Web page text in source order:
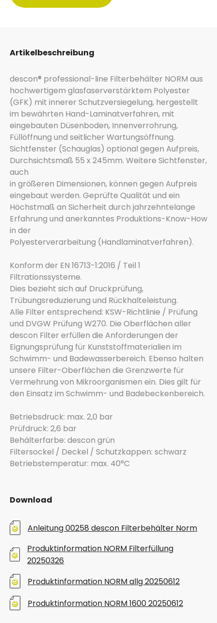
Artikelbeschreibung
descon® professional-line Filterbehälter NORM aus
hochwertigem glasfaserverstärktem Polyester
(GFK) mit innerer Schutzversiegelung, hergestellt
im bewährten Hand-Laminatverfahren, mit
eingebauten Düsenboden, Innenverrohrung,
Füllöffnung und seitlicher Wartungsöffnung.
Sichtfenster (Schauglas) optional gegen Aufpreis,
Durchsichtsmaß 55 x 245mm. Weitere Sichtfenster,
auch
in größeren Dimensionen, können gegen Aufpreis
eingebaut werden. Geprüfte Qualität und ein
Höchstmaß an Sicherheit durch jahrzehntelange
Erfahrung und anerkanntes Produktions-Know-How
in der
Polyesterverarbeitung (Handlaminatverfahren).
Konform der EN 16713-1:2016 / Teil 1
Filtrationssysteme.
Dies bezieht sich auf Druckprüfung,
Trübungsreduzierung und Rückhalteleistung.
Alle Filter entsprechend: KSW-Richtlinie / Prüfung
und DVGW Prüfung W270. Die Oberflächen aller
descon Filter erfüllen die Anforderungen der
Eignungsprüfung für Kunststoffmaterialien im
Schwimm- und Badewasserbereich. Ebenso halten
unsere Filter-Oberflächen die Grenzwerte für
Vermehrung von Mikroorganismen ein. Dies gilt für
den Einsatz im Schwimm- und Badebeckenbereich.
Betriebsdruck: max. 2,0 bar
Prüfdruck: 2,6 bar
Behälterfarbe: descon grün
Filtersockel / Deckel / Schutzkappen: schwarz
Betriebstemperatur: max. 40°C
Download
Anleitung 00258 descon Filterbehälter Norm
Produktinformation NORM Filterfüllung
20250326
Produktinformation NORM allg 20250612
Produktinformation NORM 1600 20250612